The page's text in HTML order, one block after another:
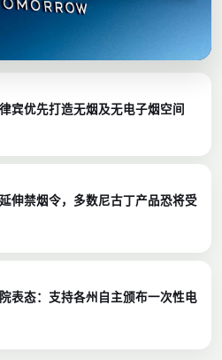
宾优先打造无烟及无电子烟空间
伸禁烟令，多数尼古丁产品恐将受
表态：支持各州自主颁布一次性电